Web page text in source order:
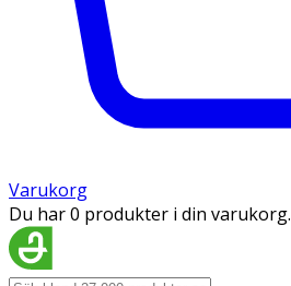
Varukorg
Du har 0 produkter i din varukorg.